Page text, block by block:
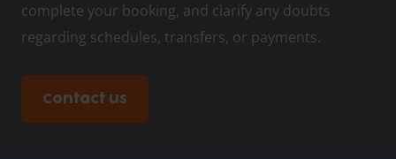
complete your booking, and clarify any doubts
regarding schedules, transfers, or payments.
Contact us